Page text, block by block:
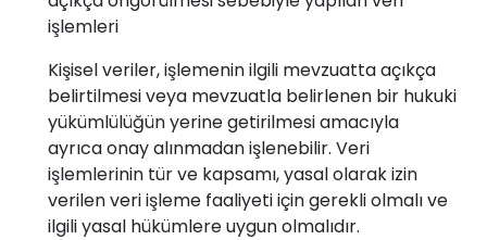
işlemleri
Kişisel veriler, işlemenin ilgili mevzuatta açıkça
belirtilmesi veya mevzuatla belirlenen bir hukuki
yükümlülüğün yerine getirilmesi amacıyla
ayrıca onay alınmadan işlenebilir. Veri
işlemlerinin tür ve kapsamı, yasal olarak izin
verilen veri işleme faaliyeti için gerekli olmalı ve
ilgili yasal hükümlere uygun olmalıdır.